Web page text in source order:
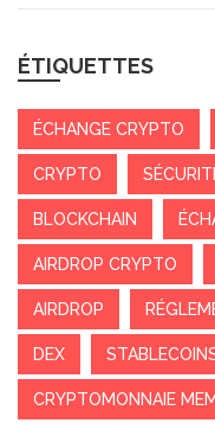
ÉTIQUETTES
ÉCHANGE CRYPTO
CRYPTO
BLOCKCHAIN
AIRDROP CRYPTO
AIRDROP
DEX
CRYPTOMONNAIE